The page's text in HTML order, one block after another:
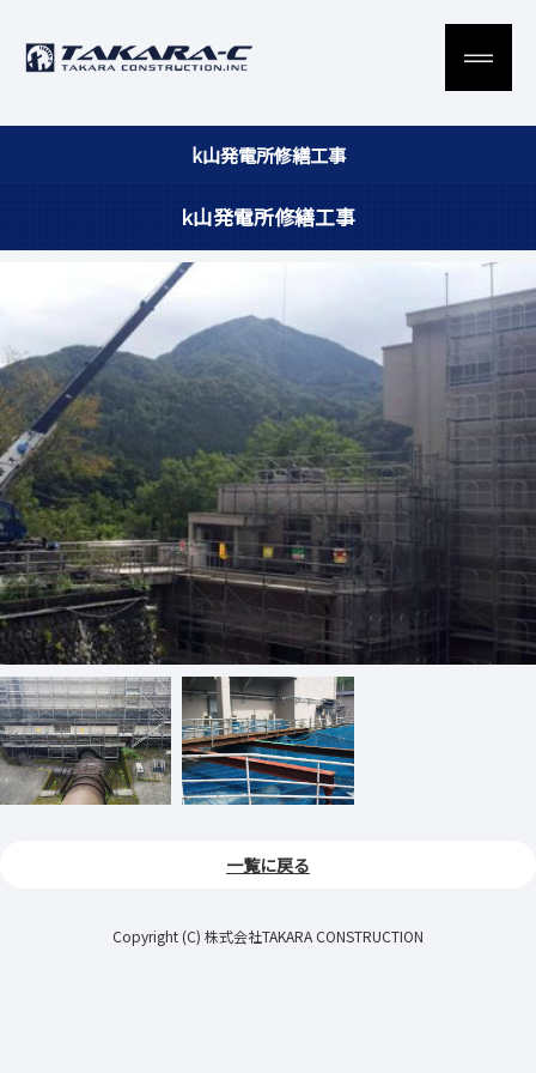
k山発電所修繕工事
k山発電所修繕工事
一覧に戻る
Copyright (C) 株式会社TAKARA CONSTRUCTION